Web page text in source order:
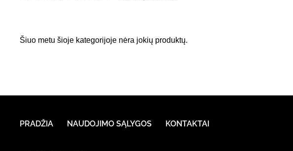
Šiuo metu šioje kategorijoje nėra jokių produktų.
PRADŽIA NAUDOJIMO SĄLYGOS KONTAKTAI